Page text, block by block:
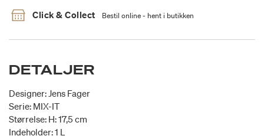
Click & Collect Bestil online - hent i butikken
DETALJER
Designer: Jens Fager
Serie: MIX-IT
Størrelse: H: 17,5 cm
Indeholder: 1 L